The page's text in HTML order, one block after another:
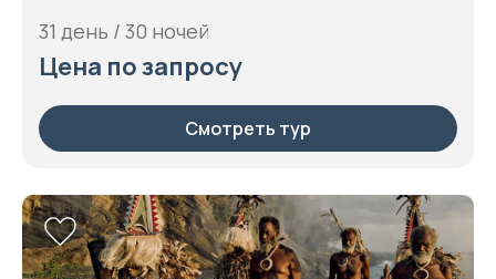
31 день / 30 ночей
Цена по запросу
Смотреть тур